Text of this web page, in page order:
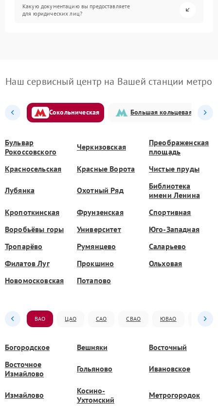
Какую документацию вы предоставляете
для юридических лиц?
Наш сервисный центр на Вашей станции метро
Сокольническая Большая кольцевая
Бульвар
Рокоссовского
Черкизовская
Преображенская
площадь
Красносельская
Красные Ворота Чистые пруды
Лубянка Охотный Ряд
Библиотека
имени Ленина
Кропоткинская
Фрунзенская
Спортивная
Воробьёвы горы
Университет
Юго-Западная
Тропарёво
Румянцево
Саларьево
Филатов Луг
Прокшино
Ольховая
Новомосковская
Потапово
ВАО ЦАО САО СВАО ЮВАО ЮАО
Богородское Вешняки
Восточный
Восточное
Измайлово
Гольяново Ивановское
Измайлово
Косино-
Ухтомский
Метрогородок